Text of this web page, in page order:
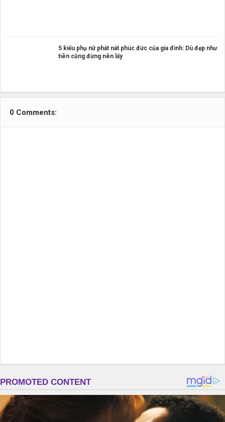
5 kiểu phụ nữ phát nát phúc đức của gia đình: Dù đẹp như
tiên cũng đừng nên lấy
0 Comments: